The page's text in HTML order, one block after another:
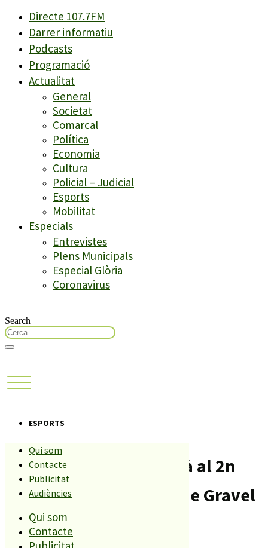
Directe 107.7FM
Darrer informatiu
Podcasts
Programació
Actualitat
General
Societat
Comarcal
Política
Economia
Cultura
Policial – Judicial
Esports
Mobilitat
Especials
Entrevistes
Plens Municipals
Especial Glòria
Coronavirus
Search
Qui som
Contacte
Publicitat
Audiències
Qui som
Contacte
ESPORTS
Anna Rovira participarà al 2n
Campionat d’Espanya de Gravel
Compartiu aquesta història